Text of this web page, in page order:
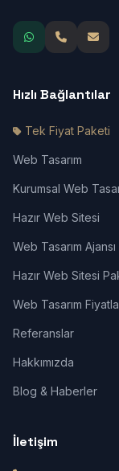
Hızlı Bağlantılar
Tek Fiyat Paketi
Web Tasarım
Kurumsal Web
Hazır Web Sitesi
Web Tasarım Ajansı
Hazır Web Sitesi
Web Tasarım
Referanslar
Hakkımızda
Blog & Haberler
İletişim